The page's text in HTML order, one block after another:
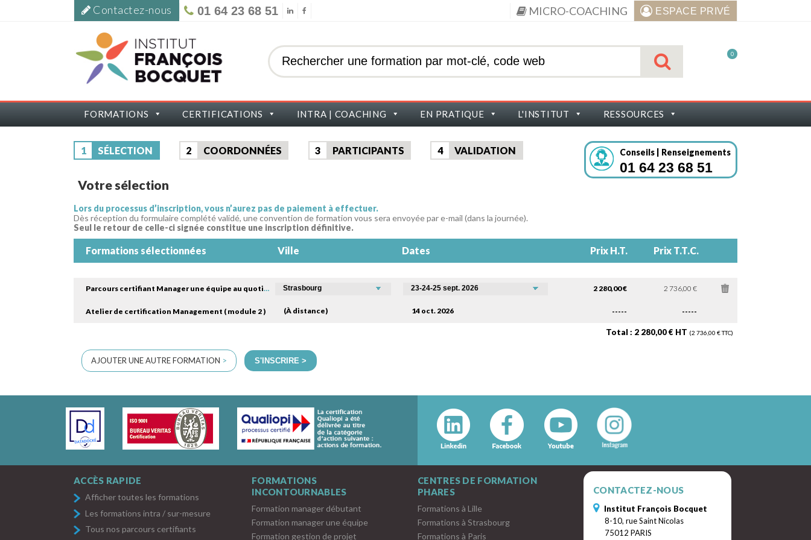
Contactez-nous 01 64 23 68 51 MICRO-COACHING ESPACE PRIVÉ
0
FORMATIONS CERTIFICATIONS INTRA | COACHING EN PRATIQUE L'INSTITUT RESSOURCES
1 SÉLECTION 2 COORDONNÉES 3 PARTICIPANTS 4 VALIDATION Conseils | Renseignements
01 64 23 68 51
Votre sélection
Lors du processus d’inscription, vous n’aurez pas de paiement à effectuer.
Dès réception du formulaire complété validé, une convention de formation vous sera envoyée par e-mail (dans la journée).
Seul le retour de celle-ci signée constitue une inscription définitive.
Formations sélectionnées Ville Dates Prix H.T. Prix T.T.C.
Total : 2 280,00 € HT (2 736,00 € TTC)
Parcours certifiant Manager une équipe au quotidien ( module 1 ) 2 280,00 € 2 736,00 €
Atelier de certification Management ( module 2 ) (À distance) 14 oct. 2026 ----- -----
AJOUTER UNE AUTRE FORMATION > S'INSCRIRE >
ACCÈS RAPIDE
Afficher toutes les formations
Les formations intra / sur-mesure
Tous nos parcours certifiants
FORMATIONS
INCONTOURNABLES
Formation manager débutant
Formation manager une équipe
Formation gestion de projet
CENTRES DE FORMATION
PHARES
Formations à Lille
Formations à Strasbourg
Formations à Paris
CONTACTEZ-NOUS
Institut François Bocquet
8-10, rue Saint Nicolas
75012 PARIS